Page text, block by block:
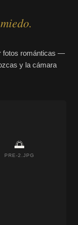
fotos románticas —
y la cámara
🌅
PRE-2.JPG